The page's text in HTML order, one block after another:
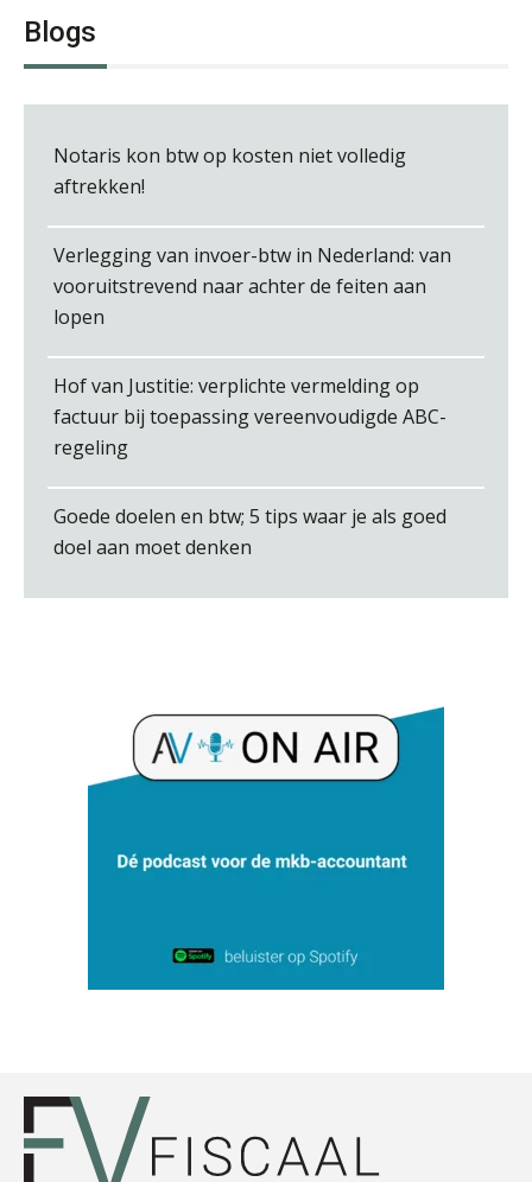
Wilbert Nieuwenhuizen
Jurriën van der Heijden
Jan Mooren
Bart Koreman
Blogs
Notaris kon btw op kosten niet volledig
aftrekken!
Verlegging van invoer-btw in Nederland: van
vooruitstrevend naar achter de feiten aan
lopen
Hof van Justitie: verplichte vermelding op
factuur bij toepassing vereenvoudigde ABC-
regeling
Goede doelen en btw; 5 tips waar je als goed
doel aan moet denken